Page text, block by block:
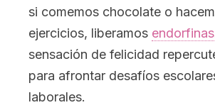
si comemos chocolate o
ejercicios, liberamos endorfinas
sensación de felicidad
para afrontar desafíos
laborales.